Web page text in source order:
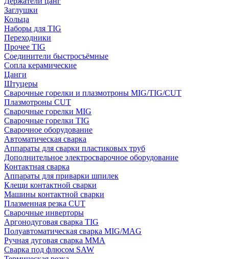
Заглушки
Кольца
Наборы для TIG
Переходники
Прочее TIG
Соединители быстросъёмные
Сопла керамические
Цанги
Штуцеры
Сварочные горелки и плазмотроны MIG/TIG/CUT
Плазмотроны CUT
Сварочные горелки MIG
Сварочные горелки TIG
Сварочное оборудование
Автоматическая сварка
Аппараты для сварки пластиковых труб
Дополнительное электросварочное оборудование
Контактная сварка
Аппараты для приварки шпилек
Клещи контактной сварки
Машины контактной сварки
Плазменная резка CUT
Сварочные инверторы
Аргонодуговая сварка TIG
Полуавтоматическая сварка MIG/MAG
Ручная дуговая сварка MMA
Сварка под флюсом SAW